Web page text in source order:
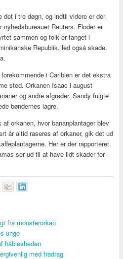
det i tre døgn, og indtil videre er der
Reuters. Floder er
sammen og folk er fanget i
Republik, led også skade.
i Caribien er det ekstra
sted. Orkanen Isaac i august
og andre afgrøder. Sandy fulgte
bøndernes lagre.
orkanen, hvor bananplantager blev
år altid raseres af orkaner, gik det ud
Her er der rapporteret
ser ud til at have lidt skader for
fra monsterorkan
unge
håbløsheden
med fradrag